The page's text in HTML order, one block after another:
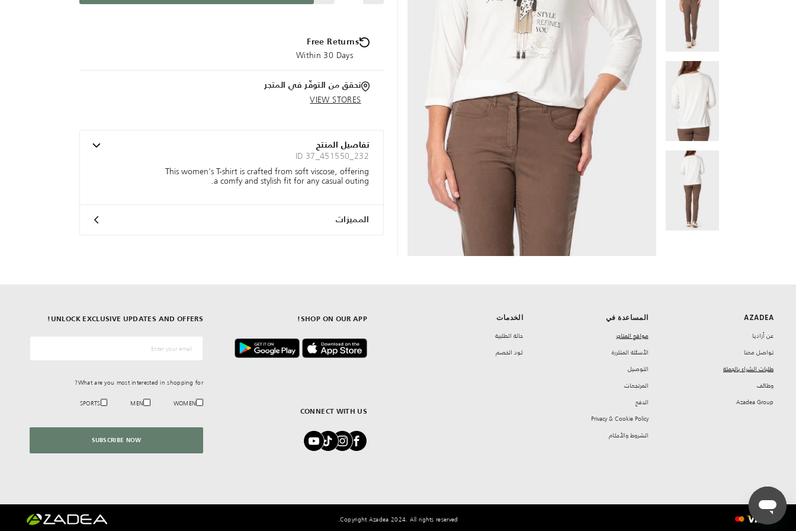
Free Returns
Within 30 Days
تحقق من التوفّر في المتجر
VIEW STORES
تفاصيل المنتج
ID 37_451550_232
This women's T-shirt is crafted from soft viscose, offering
a comfy and stylish fit for any casual outing.
المميزات
AZADEA
‏عن أزاديا
تواصل معنا
طلبات الشراء بالجملة
‏وظائف
Azadea Group
المساعدة في
مواقع المتاجر
‏الأسئلة المتكررة
‏التوصيل
‏المرتجعات
‏الدفع
Privacy & Cookie Policy
‏الشروط والأحكام
الخدمات
حالة الطلبية
كود الخصم
CONNECT WITH US
SHOP ON OUR APP!
UNLOCK EXCLUSIVE UPDATES AND OFFERS!
What are you most interested in shopping for?
WOMEN
MEN
SPORTS
SUBSCRIBE NOW
Copyright Azadea 2024. All rights reserved.